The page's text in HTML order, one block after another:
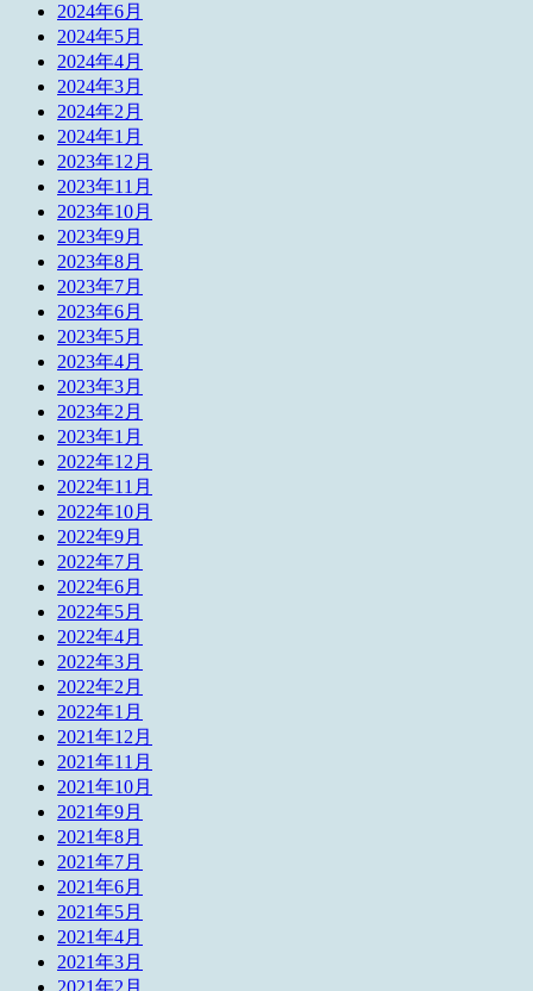
2024年6月
2024年5月
2024年4月
2024年3月
2024年2月
2024年1月
2023年12月
2023年11月
2023年10月
2023年9月
2023年8月
2023年7月
2023年6月
2023年5月
2023年4月
2023年3月
2023年2月
2023年1月
2022年12月
2022年11月
2022年10月
2022年9月
2022年7月
2022年6月
2022年5月
2022年4月
2022年3月
2022年2月
2022年1月
2021年12月
2021年11月
2021年10月
2021年9月
2021年8月
2021年7月
2021年6月
2021年5月
2021年4月
2021年3月
2021年2月